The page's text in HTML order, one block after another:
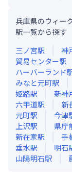
兵庫県のウィー
駅一覧から探す
三ノ宮駅 神
貿易センター駅
ハーバーランド
みなと元町駅
姫路駅 新神
六甲道駅 新
元町駅 今津
上沢駅 県庁
新在家駅 手
垂水駅 明石
山陽明石駅